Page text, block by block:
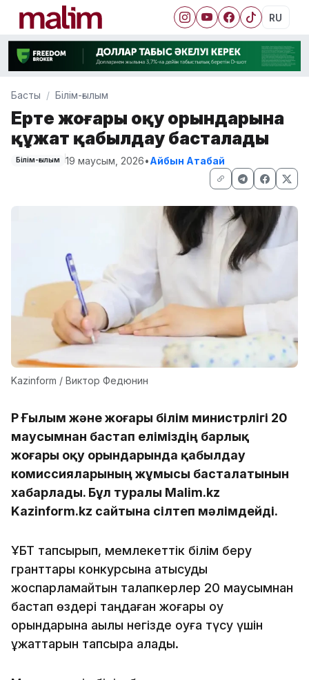
RU
Басты Білім-ғылым
Ертең жоғары оқу орындарына
құжат қабылдау басталады
Білім-ғылым 19 маусым, 2026•Айбын Атабай
Kazinform / Виктор Федюнин
ҚР Ғылым және жоғары білім министрлігі 20
маусымнан бастап еліміздің барлық
жоғары оқу орындарында қабылдау
комиссияларының жұмысы басталатынын
хабарлады. Бұл туралы Malim.kz
Kazinform.kz сайтына сілтеп мәлімдейді.
ҰБТ тапсырып, мемлекеттік білім беру
гранттары конкурсына қатысуды
жоспарламайтын талапкерлер 20 маусымнан
бастап өздері таңдаған жоғары оқу
орындарына ақылы негізде оқуға түсу үшін
құжаттарын тапсыра алады.